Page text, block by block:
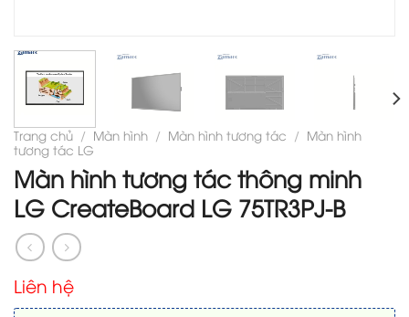
Trang chủ / Màn hình / Màn hình tương tác / Màn hình
tương tác LG
Màn hình tương tác thông minh
LG CreateBoard LG 75TR3PJ-B
Liên hệ